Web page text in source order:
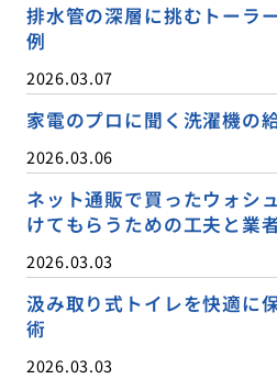
排水管の深層に挑むトーラ
例
2026.03.07
家電のプロに聞く洗濯機の
2026.03.06
ネット通販で買ったウォシ
けてもらうための工夫と業
2026.03.03
汲み取り式トイレを快適に
術
2026.03.03